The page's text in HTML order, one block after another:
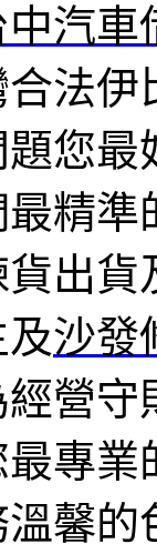
中汽車
法伊
題您
精
出貨
沙發
營守
專業
馨的